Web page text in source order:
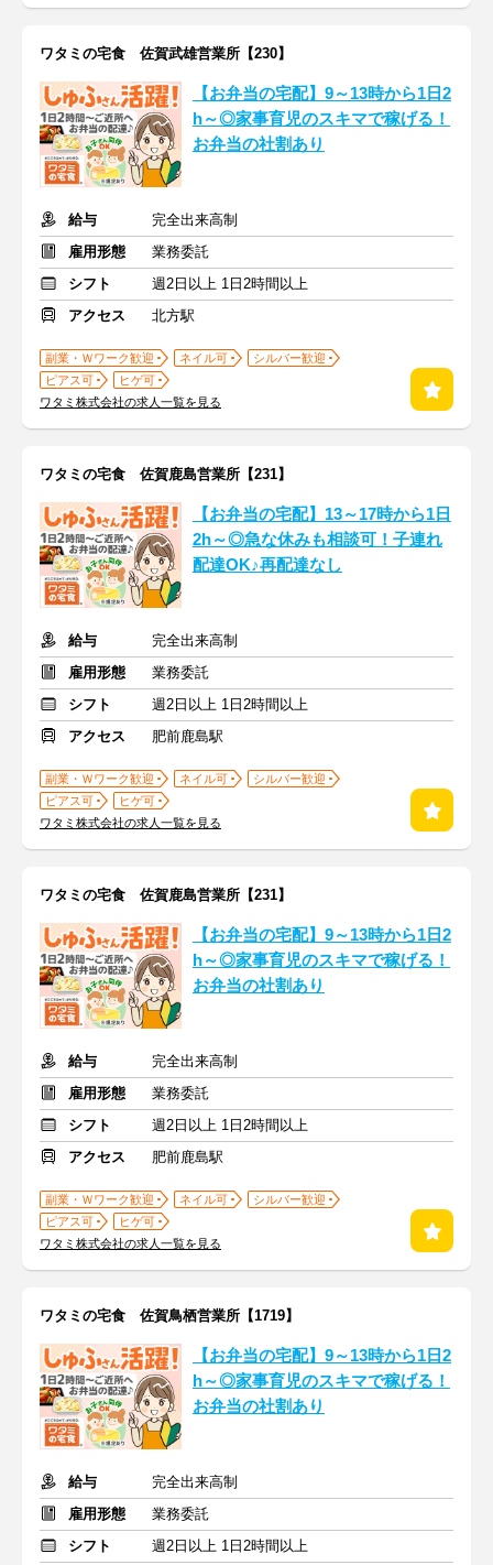
ワタミの宅食 佐賀武雄営業所【230】
【お弁当の宅配】9～13時から1日2
h～◎家事育児のスキマで稼げる！
お弁当の社割あり
給与
完全出来高制
雇用形態
業務委託
シフト
週2日以上 1日2時間以上
アクセス
北方駅
副業・Ｗワーク歓迎 ネイル可
シルバー歓迎
ピアス可
ヒゲ可
ワタミ株式会社の求人一覧を見る
ワタミの宅食 佐賀鹿島営業所【231】
【お弁当の宅配】13～17時から1日
2h～◎急な休みも相談可！子連れ
配達OK♪再配達なし
給与
完全出来高制
雇用形態
業務委託
シフト
週2日以上 1日2時間以上
アクセス
肥前鹿島駅
副業・Ｗワーク歓迎 ネイル可
シルバー歓迎
ピアス可
ヒゲ可
ワタミ株式会社の求人一覧を見る
ワタミの宅食 佐賀鹿島営業所【231】
【お弁当の宅配】9～13時から1日2
h～◎家事育児のスキマで稼げる！
お弁当の社割あり
給与
完全出来高制
雇用形態
業務委託
シフト
週2日以上 1日2時間以上
アクセス
肥前鹿島駅
副業・Ｗワーク歓迎 ネイル可
シルバー歓迎
ピアス可
ヒゲ可
ワタミ株式会社の求人一覧を見る
ワタミの宅食 佐賀鳥栖営業所【1719】
【お弁当の宅配】9～13時から1日2
h～◎家事育児のスキマで稼げる！
お弁当の社割あり
給与
完全出来高制
雇用形態
業務委託
シフト
週2日以上 1日2時間以上